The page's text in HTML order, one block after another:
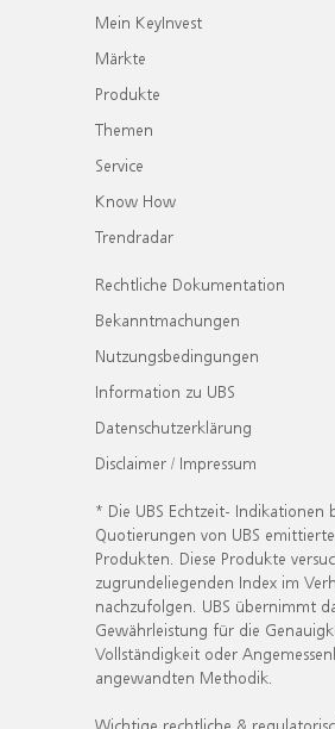
Mein KeyInvest
Märkte
Produkte
Themen
Service
Know How
Trendradar
Rechtliche Dokumentation
Bekanntmachungen
Nutzungsbedingungen
Information zu UBS
Datenschutzerklärung
Disclaimer / Impressum
* Die UBS Echtzeit- Indikationen
Quotierungen von UBS
Produkten. Diese Produkte
zugrundeliegenden Index im
nachzufolgen. UBS übernimmt
Gewährleistung für die
Vollständigkeit oder
angewandten Methodik.